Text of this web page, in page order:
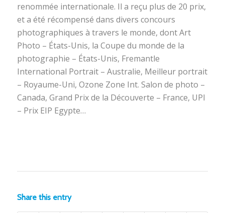
renommée internationale. Il a reçu plus de 20 prix,
et a été récompensé dans divers concours
photographiques à travers le monde, dont Art
Photo – États-Unis, la Coupe du monde de la
photographie – États-Unis, Fremantle
International Portrait – Australie, Meilleur portrait
– Royaume-Uni, Ozone Zone Int. Salon de photo –
Canada, Grand Prix de la Découverte – France, UPI
– Prix EIP Egypte…
Share this entry